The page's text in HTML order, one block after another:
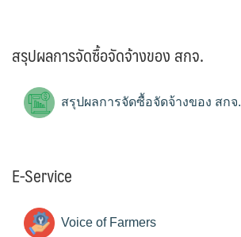
สรุปผลการจัดซื้อจัดจ้างของ สกจ.
สรุปผลการจัดซื้อจัดจ้างของ สกจ.
E-Service
Voice of Farmers